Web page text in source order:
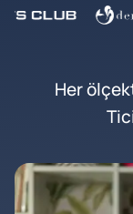
Her